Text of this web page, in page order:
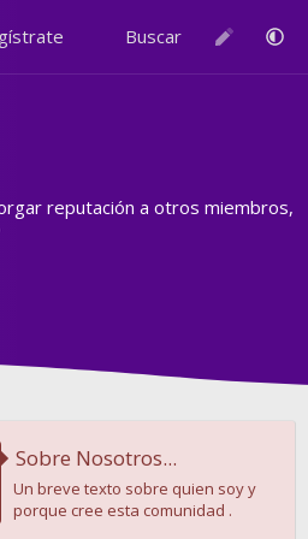
Buscar
reputación a otros miembros,
Sobre Nosotros...
Un breve texto sobre quien soy y
porque cree esta comunidad .